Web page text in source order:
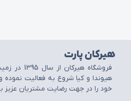
هیرکان پارت
فروشگاه
هيوندا و کيا شروع به فعاليت
خود را در جهت رضايت مشتريان عزيز